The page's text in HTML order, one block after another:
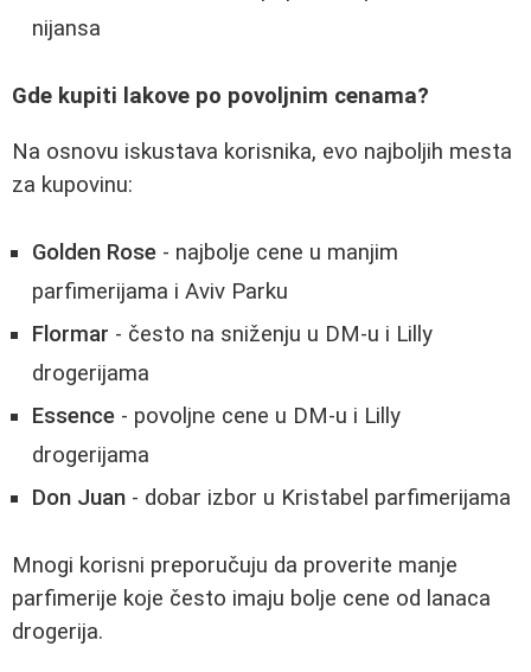
nijansa
Gde kupiti lakove po povoljnim cenama?
Na osnovu iskustava korisnika, evo najboljih mesta
za kupovinu:
Golden Rose - najbolje cene u manjim
parfimerijama i Aviv Parku
Flormar - često na sniženju u DM-u i Lilly
drogerijama
Essence - povoljne cene u DM-u i Lilly
drogerijama
Don Juan - dobar izbor u Kristabel parfimerijama
Mnogi korisni preporučuju da proverite manje
parfimerije koje često imaju bolje cene od lanaca
drogerija.